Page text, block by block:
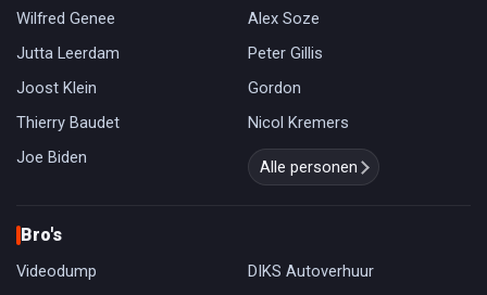
Wilfred Genee
Alex Soze
Jutta Leerdam
Peter Gillis
Joost Klein
Gordon
Thierry Baudet
Nicol Kremers
Joe Biden
Alle personen
Bro's
Videodump
DIKS Autoverhuur